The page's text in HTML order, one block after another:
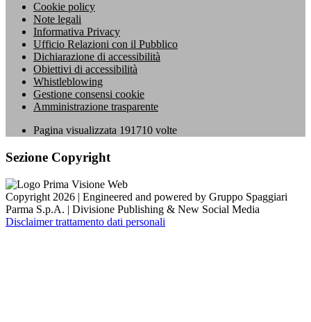
Cookie policy
Note legali
Informativa Privacy
Ufficio Relazioni con il Pubblico
Dichiarazione di accessibilità
Obiettivi di accessibilità
Whistleblowing
Gestione consensi cookie
Amministrazione trasparente
Pagina visualizzata 191710 volte
Sezione Copyright
Copyright 2026 | Engineered and powered by Gruppo Spaggiari
Parma S.p.A. | Divisione Publishing & New Social Media
Disclaimer trattamento dati personali